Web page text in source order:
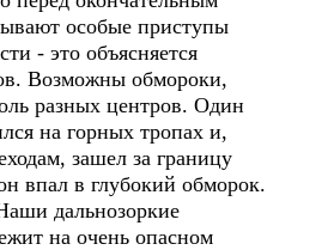
особые приступы
- это объясняется
Возможны обмороки,
разных центров. Один
на горных тропах и,
зашел за границу
впал в глубокий обморок.
дальнозоркие
на очень опасном